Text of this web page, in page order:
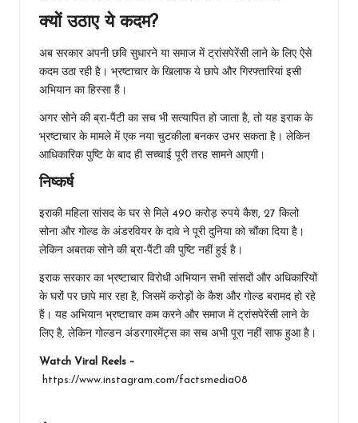
क्यों उठाए ये कदम?
अब सरकार अपनी छवि सुधारने या समाज में ट्रांसपेरेंसी लाने के लिए ऐसे
कदम उठा रही है। भ्रष्टाचार के खिलाफ ये छापे और गिरफ्तारियां इसी
अभियान का हिस्सा हैं।
अगर सोने की ब्रा-पैंटी का सच भी सत्यापित हो जाता है, तो यह इराक के
भ्रष्टाचार के मामले में एक नया चुटकीला बनकर उभर सकता है। लेकिन
आधिकारिक पुष्टि के बाद ही सच्चाई पूरी तरह सामने आएगी।
निष्कर्ष
इराकी महिला सांसद के घर से मिले 490 करोड़ रुपये कैश, 27 किलो
सोना और गोल्ड के अंडरवियर के दावे ने पूरी दुनिया को चौंका दिया है।
लेकिन अबतक सोने की ब्रा-पैंटी की पुष्टि नहीं हुई है।
इराक सरकार का भ्रष्टाचार विरोधी अभियान सभी सांसदों और अधिकारियों
के घरों पर छापे मार रहा है, जिसमें करोड़ों के कैश और गोल्ड बरामद हो रहे
हैं। यह अभियान भ्रष्टाचार कम करने और समाज में ट्रांसपेरेंसी लाने के
लिए है, लेकिन गोल्डन अंडरगारमेंट्स का सच अभी पूरा नहीं साफ हुआ है।
Watch Viral Reels –
https://www.instagram.com/factsmedia08